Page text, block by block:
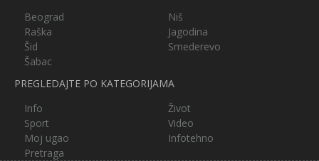
Beograd
Niš
Raška
Jagodina
Šid
Smederevo
Šabac
PREGLEDAJTE PO KATEGORIJAMA
Info
Život
Sport
Video
Moj ugao
Infotehno
Pretraga